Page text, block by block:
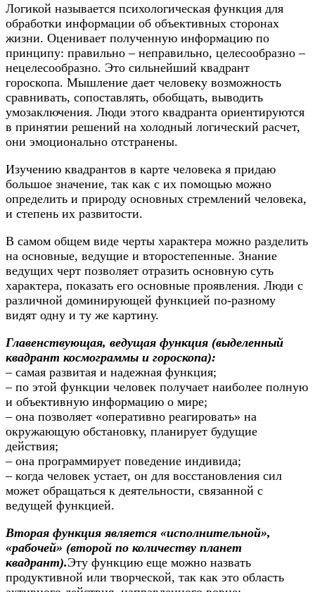
Логикой называется психологическая функция для
обработки информации об объективных сторонах
жизни. Оценивает полученную информацию по
принципу: правильно – неправильно, целесообразно –
нецелесообразно. Это сильнейший квадрант
гороскопа. Мышление дает человеку возможность
сравнивать, сопоставлять, обобщать, выводить
умозаключения. Люди этого квадранта ориентируются
в принятии решений на холодный логический расчет,
они эмоционально отстранены.
Изучению квадрантов в карте человека я придаю
большое значение, так как с их помощью можно
определить и природу основных стремлений человека,
и степень их развитости.
В самом общем виде черты характера можно разделить
на основные, ведущие и второстепенные. Знание
ведущих черт позволяет отразить основную суть
характера, показать его основные проявления. Люди с
различной доминирующей функцией по-разному
видят одну и ту же картину.
Главенствующая, ведущая функция (выделенный
квадрант космограммы и гороскопа):
– самая развитая и надежная функция;
– по этой функции человек получает наиболее полную
и объективную информацию о мире;
– она позволяет «оперативно реагировать» на
окружающую обстановку, планирует будущие
действия;
– она программирует поведение индивида;
– когда человек устает, он для восстановления сил
может обращаться к деятельности, связанной с
ведущей функцией.
Вторая функция является «исполнительной»,
«рабочей» (второй по количеству планет
квадрант).Эту функцию еще можно назвать
продуктивной или творческой, так как это область